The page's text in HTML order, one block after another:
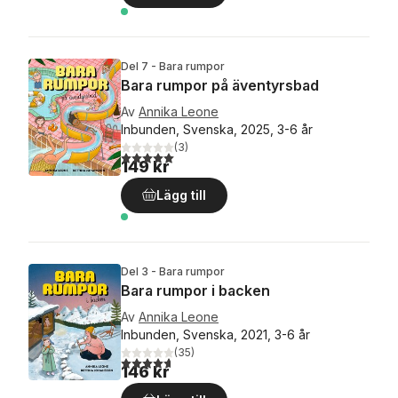
Del 7 - Bara rumpor
Bara rumpor på äventyrsbad
Av Annika Leone
Inbunden, Svenska, 2025, 3-6 år
5,0utav 5 stjärnor. Totalt antal röster:
(3)
149 kr
Lägg till
Del 3 - Bara rumpor
Bara rumpor i backen
Av Annika Leone
Inbunden, Svenska, 2021, 3-6 år
4,7utav 5 stjärnor. Totalt antal röster:
(35)
146 kr